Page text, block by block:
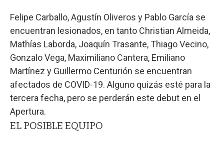
Felipe Carballo, Agustín Oliveros y Pablo García se
encuentran lesionados, en tanto Christian Almeida,
Mathías Laborda, Joaquín Trasante, Thiago Vecino,
Gonzalo Vega, Maximiliano Cantera, Emiliano
Martínez y Guillermo Centurión se encuentran
afectados de COVID-19. Alguno quizás esté para la
tercera fecha, pero se perderán este debut en el
Apertura.
EL POSIBLE EQUIPO